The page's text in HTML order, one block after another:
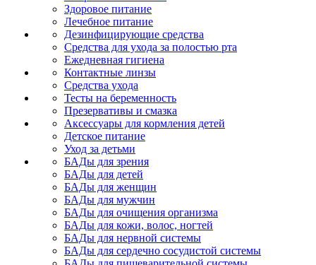
Здоровое питание
Лечебное питание
Дезинфицирующие средства
Средства для ухода за полостью рта
Ежедневная гигиена
Контактные линзы
Средства ухода
Тесты на беременность
Презервативы и смазка
Аксессуары для кормления детей
Детское питание
Уход за детьми
БАДы для зрения
БАДы для детей
БАДы для женщин
БАДы для мужчин
БАДы для очищения организма
БАДы для кожи, волос, ногтей
БАДы для нервной системы
БАДы для сердечно сосудистой системы